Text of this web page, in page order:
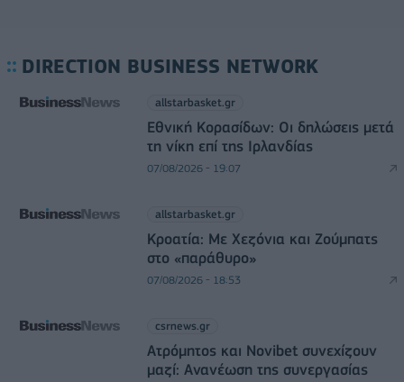
DIRECTION BUSINESS NETWORK
allstarbasket.gr
Εθνική Κορασίδων: Οι δηλώσεις μετά
τη νίκη επί της Ιρλανδίας
07/08/2026 - 19:07
allstarbasket.gr
Κροατία: Με Χεζόνια και Ζούμπατς
στο «παράθυρο»
07/08/2026 - 18:53
csrnews.gr
Ατρόμητος και Novibet συνεχίζουν
μαζί: Ανανέωση της συνεργασίας